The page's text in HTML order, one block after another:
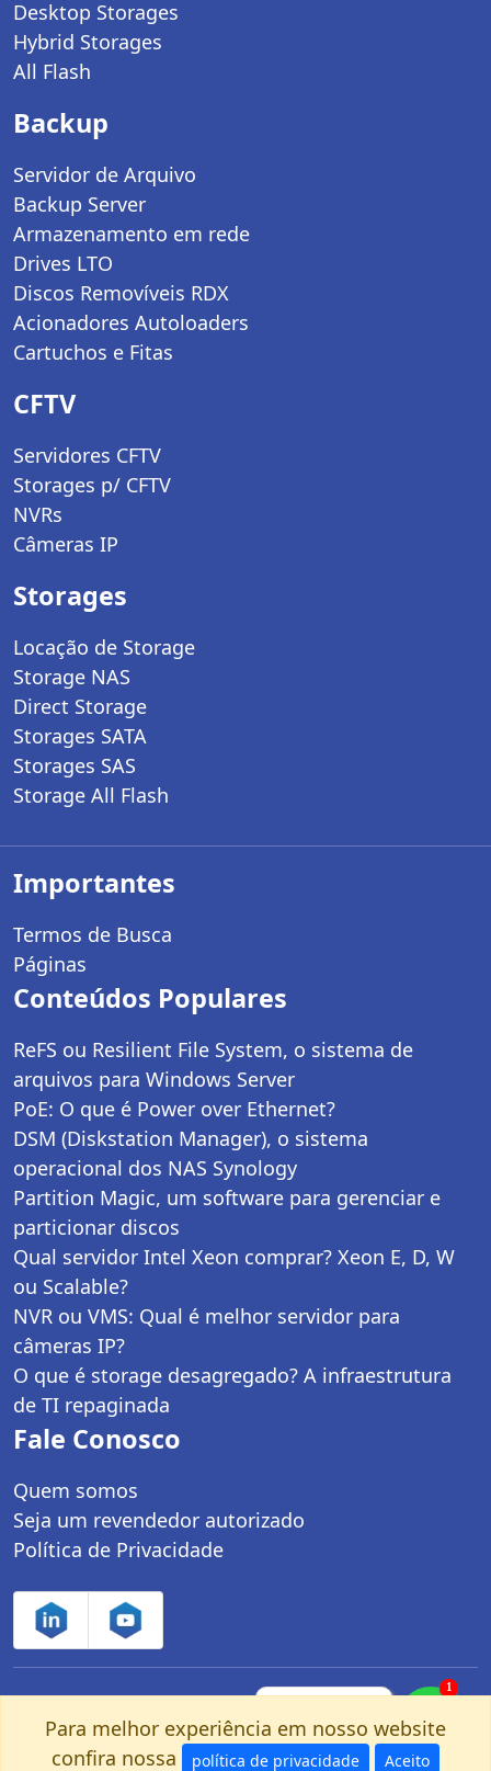
Desktop Storages
Hybrid Storages
All Flash
Backup
Servidor de Arquivo
Backup Server
Armazenamento em rede
Drives LTO
Discos Removíveis RDX
Acionadores Autoloaders
Cartuchos e Fitas
CFTV
Servidores CFTV
Storages p/ CFTV
NVRs
Câmeras IP
Storages
Locação de Storage
Storage NAS
Direct Storage
Storages SATA
Storages SAS
Storage All Flash
Importantes
Termos de Busca
Páginas
Conteúdos Populares
ReFS ou Resilient File System, o sistema de
arquivos para Windows Server
PoE: O que é Power over Ethernet?
DSM (Diskstation Manager), o sistema
operacional dos NAS Synology
Partition Magic, um software para gerenciar e
particionar discos
Qual servidor Intel Xeon comprar? Xeon E, D, W
ou Scalable?
NVR ou VMS: Qual é melhor servidor para
câmeras IP?
O que é storage desagregado? A infraestrutura
de TI repaginada
Fale Conosco
Quem somos
Seja um revendedor autorizado
Política de Privacidade
Controle Net Tecnologia LTDA | CNPJ:
03.247.280/0001-25 | Av. dos Carinás, 660 -
Moema | São Paulo, SP - CEP: 04086-011
Para melhor experiência em nosso website
confira nossa
política de privacidade Aceito
1
nosso Whatsapp!